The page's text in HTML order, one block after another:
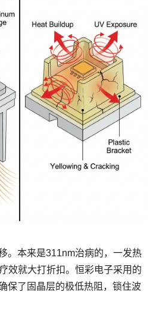
。本来是311nm治病的，一发热
效就大打折扣。恒彩电子采用的
保了固晶层的极低热阻，锁住波